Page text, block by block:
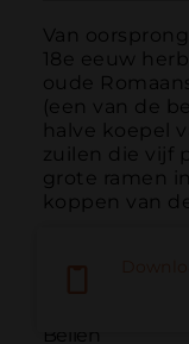
Van
18e eeuw
oude
(een van de
halve koepel
zuilen die vijf
grote ramen
koppen van
Bellen